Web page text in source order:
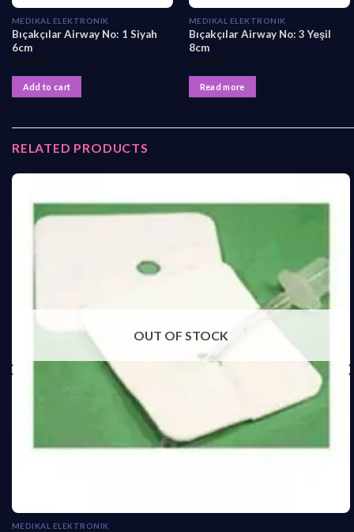
MEDIKAL ELEKTRONIK
Bıçakçılar Airway No: 1 Siyah
6cm
Add to cart
MEDIKAL ELEKTRONIK
Bıçakçılar Airway No: 3 Yeşil
8cm
Read more
RELATED PRODUCTS
OUT OF STOCK
MEDIKAL ELEKTRONIK